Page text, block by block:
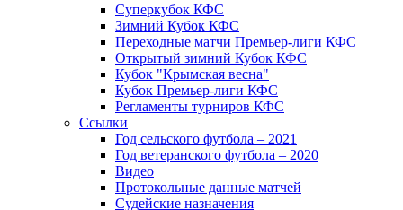
Суперкубок КФС
Зимний Кубок КФС
Переходные матчи Премьер-лиги КФС
Открытый зимний Кубок КФС
Кубок "Крымская весна"
Кубок Премьер-лиги КФС
Регламенты турниров КФС
Ссылки
Год сельского футбола – 2021
Год ветеранского футбола – 2020
Видео
Протокольные данные матчей
Судейские назначения